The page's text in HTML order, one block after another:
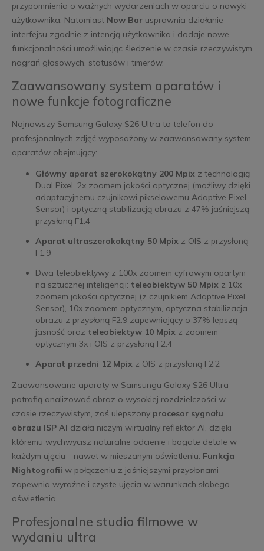
przypomnienia o ważnych wydarzeniach w oparciu o nawyki
użytkownika. Natomiast Now Barusprawnia działanie
interfejsu zgodnie z intencją użytkownika i dodaje nowe
funkcjonalności umożliwiając śledzenie w czasie rzeczywistym
nagrań głosowych, statusów i timerów.
Zaawansowany system aparatów i
nowe funkcje fotograficzne
Najnowszy Samsung Galaxy S26 Ultra to telefon do
profesjonalnych zdjęć wyposażony w zaawansowany system
aparatów obejmujący:
Główny aparat szerokokątny 200 Mpixz technologią
Dual Pixel, 2x zoomem jakości optycznej (możliwy dzięki
adaptacyjnemu czujnikowi pikselowemu Adaptive Pixel
Sensor) i optyczną stabilizacją obrazu z 47% jaśniejszą
przysłoną F1.4
Aparat ultraszerokokątny 50 Mpixz OIS z przysłoną
F1.9
Dwa teleobiektywy z 100x zoomem cyfrowym opartym
na sztucznej inteligencji: teleobiektyw 50 Mpixz 10x
zoomem jakości optycznej (z czujnikiem Adaptive Pixel
Sensor), 10x zoomem optycznym, optyczna stabilizacja
obrazu z przysłoną F2.9 zapewniający o 37% lepszą
jasność oraz teleobiektyw 10 Mpixz zoomem
optycznym 3x i OIS z przysłoną F2.4
Aparat przedni 12 Mpixz OIS z przysłoną F2.2
Zaawansowane aparaty w Samsungu Galaxy S26 Ultra
potrafią analizować obraz o wysokiej rozdzielczości w
czasie rzeczywistym, zaś ulepszony procesor sygnału
obrazu ISP AI działa niczym wirtualny reflektor AI, dzięki
któremu wychwycisz naturalne odcienie i bogate detale w
każdym ujęciu - nawet w mieszanym oświetleniu. Funkcja
Nightografii w połączeniu z jaśniejszymi przysłonami
zapewnia wyraźne i czyste ujęcia w warunkach słabego
oświetlenia.
Profesjonalne studio filmowe w
wydaniu ultra